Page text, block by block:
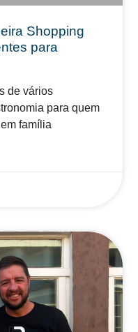
Shopping
para
de vários
para quem
família